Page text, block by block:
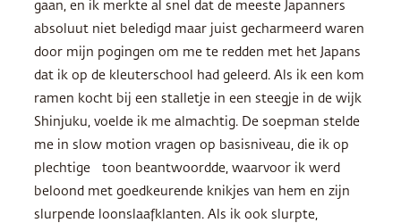
gaan, en ik merkte al snel dat de meeste Japanners
absoluut niet beledigd maar juist gecharmeerd waren
door mijn pogingen om me te redden met het Japans
dat ik op de kleuterschool had geleerd. Als ik een kom
ramen kocht bij een stalletje in een steegje in de wijk
Shinjuku, voelde ik me almachtig. De soepman stelde
me in slow motion vragen op basisniveau, die ik op
plechtige toon beantwoordde, waarvoor ik werd
beloond met goedkeurende knikjes van hem en zijn
slurpende loonslaafklanten. Als ik ook slurpte,